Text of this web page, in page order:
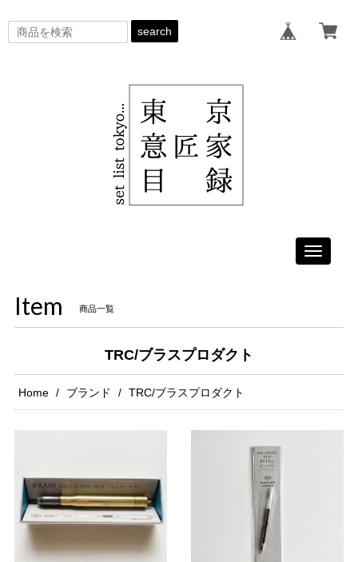
search
Toggle
Item 商品一覧
TRC/ブラスプロダクト
Home ブランド TRC/ブラスプロダクト